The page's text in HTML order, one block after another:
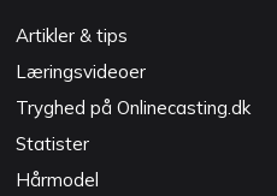
Artikler & tips
Læringsvideoer
Tryghed på Onlinecasting.dk
Statister
Hårmodel